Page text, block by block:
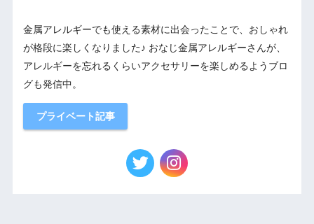
金属アレルギーでも使える素材に出会ったことで、おしゃれ
が格段に楽しくなりました♪ おなじ金属アレルギーさんが、
アレルギーを忘れるくらいアクセサリーを楽しめるようブロ
グも発信中。
プライベート記事